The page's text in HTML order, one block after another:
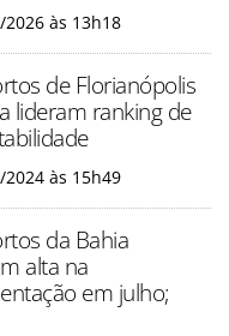
às 13h18
de Florianópolis
lideram ranking de
2024 às 15h49
da Bahia
alta na
em julho;